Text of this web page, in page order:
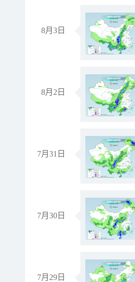
8月3日
8月2日
7月31日
7月30日
7月29日